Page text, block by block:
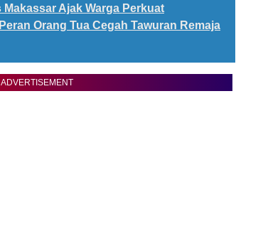
Makassar Ajak Warga Perkuat
Orang Tua Cegah Tawuran Remaja
ADVERTISEMENT